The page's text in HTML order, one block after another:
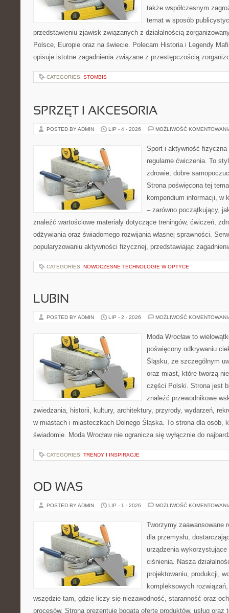
także współczesnym
temat w sposób
przedstawieniu zjawisk związanych z działalnością
Polsce, Europie oraz na świecie. Polecam Historia i Legendy
opisuje istotne zagadnienia związane z przestępczością
CATEGORIES: STOMBIS
SPRZĘT I AKCESORIA
POSTED BY ADMIN LIP - 4 - 2026 MOŻLIWOŚĆ
Sport i aktywność
regularne ćwiczenia. To
zdrowie, dobre
Strona poświęcona tej
kompendium informacji, w
– zarówno początkujący,
znaleźć wartościowe materiały dotyczące treningów, ćwiczeń,
odżywiania oraz świadomego rozwijania własnej sprawności.
popularyzowaniu aktywności fizycznej, przedstawiając
CATEGORIES: NOWOCZESNE TECHNOLOGIE W OPTYCE
LUBIN
POSTED BY ADMIN LIP - 2 - 2026 MOŻLIWOŚĆ
Moda Wrocław to
poświęcony odkrywaniu
Śląsku, ze szczególnym
oraz miast, które tworzą
części Polski. Strona jest
znaleźć przewodnikowe
zwiedzania, historii, kultury, architektury, przyrody, wydarzeń,
w miastach i miasteczkach Dolnego Śląska. To strona dla osób,
świadomie. Moda Wrocław nie ogranicza się wyłącznie do
CATEGORIES: TRENDY I INSPIRACJE
OD WAS
POSTED BY ADMIN LIP - 1 - 2026 MOŻLIWOŚĆ
Tworzymy zaawansowane
dla przemysłu,
urządzenia
ciśnienia. Nasza
projektowaniu, produkcji,
kompleksowych
wszędzie tam, gdzie liczy się niezawodność, staranność oraz
procesów. Strona prezentuje bogatą ofertę produktów, usług oraz